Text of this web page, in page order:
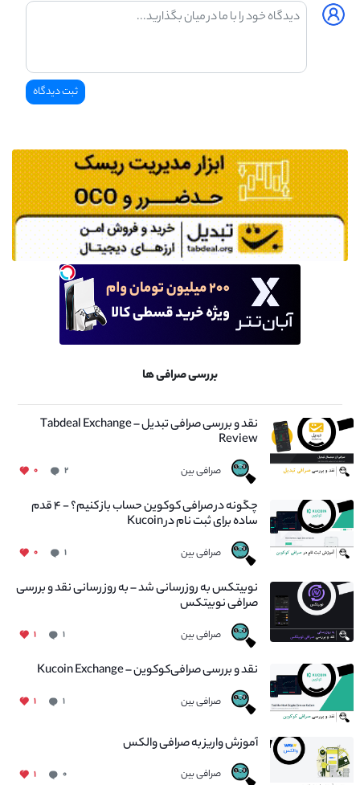
بررسی صرافی ها
نقد و بررسی صرافی تبدیل – Tabdeal Exchange
Review
صرافی بین ۲ ۰
چگونه در صرافی کوکوین حساب باز کنیم؟ - ۴ قدم
ساده برای ثبت نام در Kucoin
صرافی بین ۱ ۰
نوبیتکس به روزرسانی شد – به روز رسانی نقد و بررسی
صرافی نوبیتکس
صرافی بین ۱ ۱
نقد و بررسی صرافی‌کوکوین – Kucoin Exchange
صرافی بین ۱ ۱
آموزش واریز به صرافی والکس
صرافی بین ۰ ۱